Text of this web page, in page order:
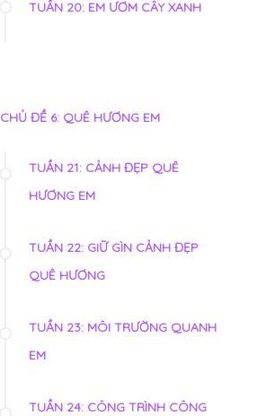
TUẦN 20: EM ƯƠM CÂY XANH
CHỦ ĐỀ 6: QUÊ HƯƠNG EM
TUẦN 21: CẢNH ĐẸP QUÊ
HƯƠNG EM
TUẦN 22: GIỮ GÌN CẢNH ĐẸP
QUÊ HƯƠNG
TUẦN 23: MÔI TRƯỜNG QUANH
EM
TUẦN 24: CÔNG TRÌNH CÔNG